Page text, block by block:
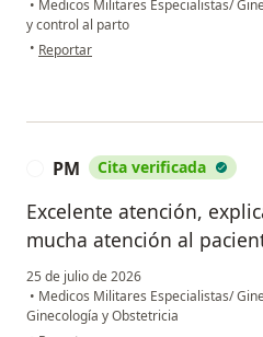
• Medicos Militares Especialistas/
y control al parto
• en opinión del usuario Naydeline
Reportar
PM Cita verificada
Excelente atención,
mucha atención al
25 de julio de 2026
• Medicos Militares Especialistas/
Ginecología y Obstetricia